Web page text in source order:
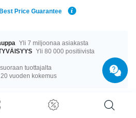
Price Guarantee
Yli 7 miljoonaa asiakasta
Yli 80 000 positiivista
tuottajalta
vuoden kokemus